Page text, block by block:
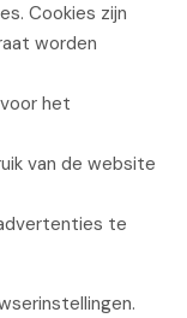
Cookies zijn
worden
het
van de website
te